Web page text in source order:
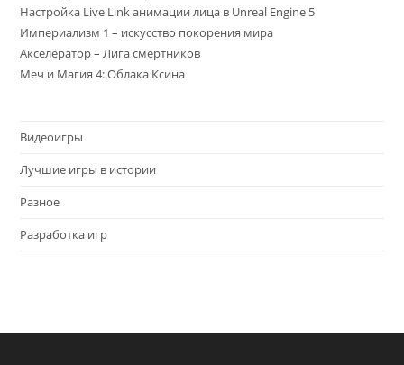
Настройка Live Link анимации лица в Unreal Engine 5
Империализм 1 – искусство покорения мира
Акселератор – Лига смертников
Меч и Магия 4: Облака Ксина
Видеоигры
Лучшие игры в истории
Разное
Разработка игр